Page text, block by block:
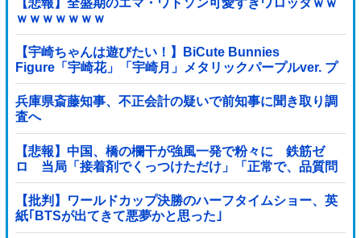
ｗｗｗｗｗｗｗ
【宇崎ちゃんは遊びたい！】BiCute Bunnies
Figure「宇崎花」「宇崎月」メタリックパープルver. プ
ライズフィギュア【ラウンドワン限定で展開決定】
兵庫県斎藤知事、不正会計の疑いで前知事に聞き取り調
査へ
【悲報】中国、橋の欄干が強風一発で粉々に 鉄筋ゼ
ロ 当局「接着剤でくっつけただけ」「正常で、品質問
題はない」
【批判】ワールドカップ決勝のハーフタイムショー、英
紙｢BTSが出てきて悪夢かと思った｣